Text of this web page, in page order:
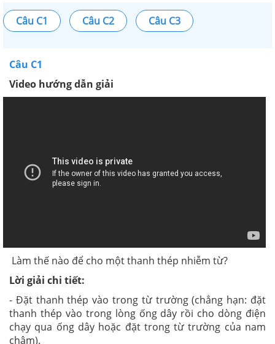
Câu C1 Câu C2 Câu C3
Câu C1
Video hướng dẫn giải
Làm thế nào để cho một thanh thép nhiễm từ?
Lời giải chi tiết:
- Đặt thanh thép vào trong từ trường (chẳng hạn: đặt
thanh thép vào trong lòng ống dây rồi cho dòng điện
chạy qua ống dây hoặc đặt trong từ trường của nam
châm).